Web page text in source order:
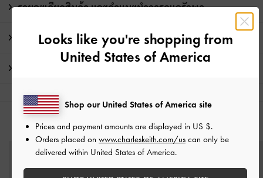
รายละเอียดสินค้า และคำแนะนำการดูแลรักษา
โปรโมชั่น
คุณอาจจะชอบสินค้านี้
Looks like you're shopping from
United States of America
Shop our United States of America site
Prices and payment amounts are displayed in US $.
Orders placed on www.charleskeith.com/us can only be
delivered within United States of America.